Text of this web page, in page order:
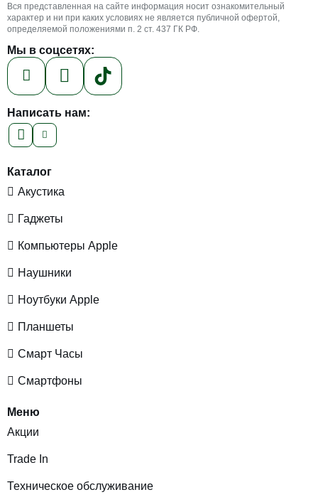
Вся представленная на сайте информация носит ознакомительный
характер и ни при каких условиях не является публичной офертой,
определяемой положениями п. 2 ст. 437 ГК РФ.
Мы в соцсетях:
Написать нам:
Каталог
Акустика
Гаджеты
Компьютеры Apple
Наушники
Ноутбуки Apple
Планшеты
Смарт Часы
Смартфоны
Меню
Акции
Trade In
Техническое обслуживание